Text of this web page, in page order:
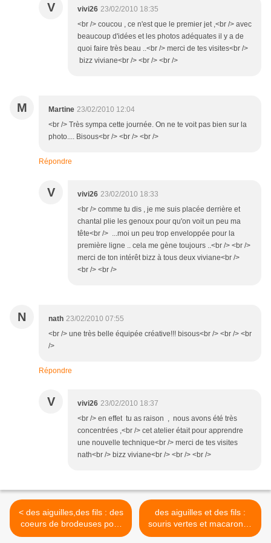
V vivi26 23/02/2010 18:35
<br /> coucou , ce n'est que le premier jet ,<br /> avec
beaucoup d'idées et les photos adéquates il y a de
quoi faire très beau ..<br /> merci de tes visites<br />
bizz viviane<br /> <br /> <br />
M Martine 23/02/2010 12:04
<br /> Très sympa cette journée. On ne te voit pas bien sur la
photo.... Bisous<br /> <br /> <br />
Répondre
V vivi26 23/02/2010 18:33
<br /> comme tu dis , je me suis placée derrière et
chantal plie les genoux pour qu'on voit un peu ma
tête<br /> ...moi un peu trop enveloppée pour la
première ligne .. cela me gène toujours ..<br /> <br />
merci de ton intérêt bizz à tous deux viviane<br />
<br /> <br />
N nath 23/02/2010 07:55
<br /> une très belle équipée créative!!! bisous<br /> <br /> <br
/>
Répondre
V vivi26 23/02/2010 18:37
<br /> en effet tu as raison , nous avons été très
concentrées ,<br /> cet atelier était pour apprendre
une nouvelle technique<br /> merci de tes visites
nath<br /> bizz viviane<br /> <br /> <br />
< des aiguilles,des fils : des
coeurs de brodeuses pour
Haïti
des aiguilles et des fils :
souris vertes et macarons :
les objectifs >